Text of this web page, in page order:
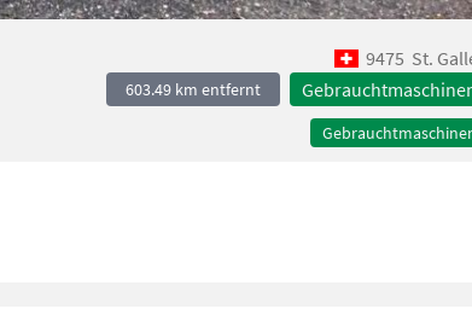
9475 St.
603.49 km entfernt